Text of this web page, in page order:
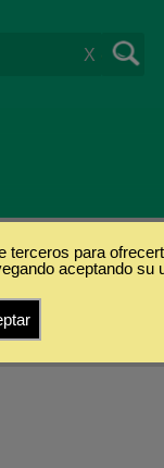
X
terceros para
aceptando su